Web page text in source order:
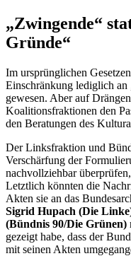
„Zwingende“
Gründe“
Im ursprünglichen
Einschränkung lediglich an
gewesen. Aber auf
Koalitionsfraktionen den
den Beratungen des
Der Linksfraktion und
Verschärfung der
nachvollziehbar
Letztlich könnten die
Akten sie an das
Sigrid Hupach (Die
(Bündnis 90/Die Grünen)
gezeigt habe, dass der
mit seinen Akten